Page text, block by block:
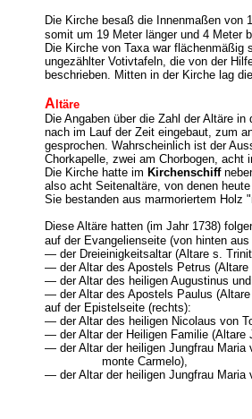
Die Kirche besaß die Innenmaßen von
somit um 19 Meter länger und 4 Meter
Die Kirche von Taxa war flächenmäßig
ungezählter Votivtafeln, die von der
beschrieben. Mitten in der Kirche lag
A ltäre
Die Angaben über die Zahl der Altäre
nach im Lauf der Zeit eingebaut, zum
gesprochen. Wahrscheinlich ist der
Chorkapelle, zwei am Chorbogen,
Die Kirche hatte im Kirchenschiff
also acht Seitenaltäre, von denen
Sie bestanden aus marmoriertem Holz
Diese Altäre hatten (im Jahr 1738)
auf der Evangelienseite (von hinten
— der Dreieinigkeitsaltar (Altare s.
— der Altar des Apostels Petrus (Altare
— der Altar des heiligen Augustinus
— der Altar des Apostels Paulus
auf der Epistelseite (rechts):
— der Altar des heiligen Nicolaus von
— der Altar der Heiligen Familie (Altare
— der Altar der heiligen Jungfrau Maria
monte Carmelo),
— der Altar der heiligen Jungfrau Maria